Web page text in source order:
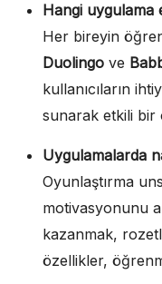
Hangi uygulama
Her bireyin
Duolingo ve
kullanıcıların
sunarak etkili bir
Uygulamalarda
Oyunlaştırma
motivasyonunu
kazanmak,
özellikler,